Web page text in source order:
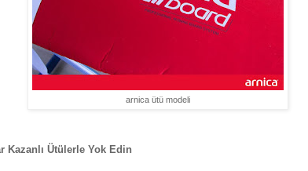
arnica ütü modeli
Kazanlı Ütülerle Yok Edin